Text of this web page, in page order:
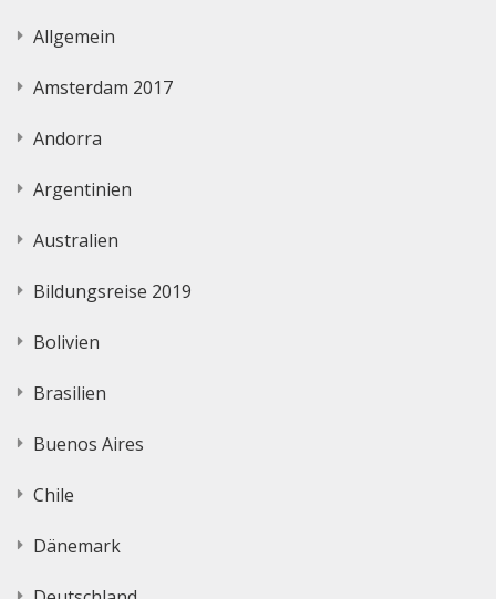
Allgemein
Amsterdam 2017
Andorra
Argentinien
Australien
Bildungsreise 2019
Bolivien
Brasilien
Buenos Aires
Chile
Dänemark